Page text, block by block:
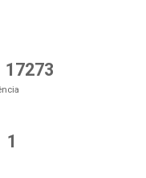
17273
1